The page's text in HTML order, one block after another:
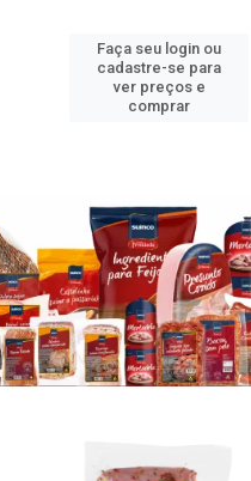
Faça seu login ou
cadastre-se para
ver preços e
comprar